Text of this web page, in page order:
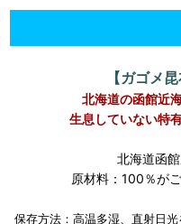
【ガゴメ
北海道の函館近
生息していない特
北海道函
原材料：100％が
保存方法：高温多湿、直射日